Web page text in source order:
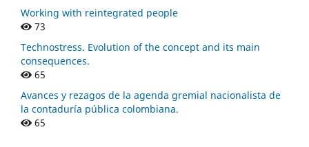
Working with reintegrated people
73
Technostress. Evolution of the concept and its main
consequences.
65
Avances y rezagos de la agenda gremial nacionalista de
la contaduría pública colombiana.
65